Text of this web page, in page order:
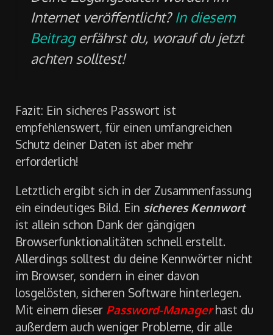
Du wurdest gerade gehackt?
Deine Zugangsdaten wurden im
Internet veröffentlicht?
In diesem
Fazit: Ein sicheres Passwort ist
empfehlenswert, für einen umfangreichen
erforderlich!
Letztlich ergibt sich in der Zusammenfassung
ein eindeutiges Bild. Ein sicheres Kennwort
ist allein schon Dank der gängigen
Browserfunktionalitäten schnell erstellt.
Allerdings solltest du deine Kennwörter nicht
im Browser, sondern in einer davon
losgelösten, sicheren Software hinterlegen.